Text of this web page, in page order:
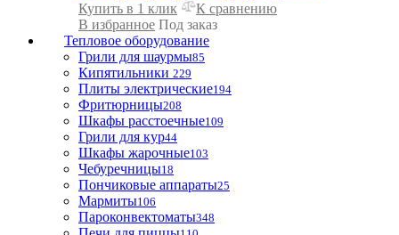
Купить в 1 клик
К сравнению
В избранное Под заказ
Тепловое оборудование
Грили для шаурмы85
Кипятильники 229
Плиты электрические194
Фритюрницы208
Шкафы расстоечные109
Грили для кур44
Шкафы жарочные103
Чебуречницы18
Пончиковые аппараты25
Мармиты106
Пароконвектоматы348